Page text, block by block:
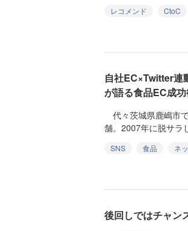
レコメンド CtoC
自社EC×Twitter
が語る食品EC成
代々茨城県鹿嶋市
舗。2007年に脱サラ
SNS 食品 ネ
後回しではチャン